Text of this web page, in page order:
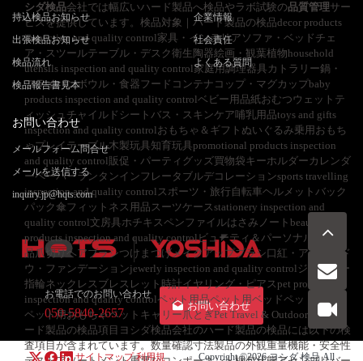
シダ検品会社では幅広いハード製品へ検品やラボ試験の品質管理サー
ビスを提供しています。検品対象｜ハード製品の検品decor products
inspection and quality control家具・インテリアソファ・ベッドチェ
ア・スツールテーブル・デスク衛生陶器絵画・観葉植物household
utensils inspection and quality control家庭用調理器具カトラリー鍋・
フライパンボウル・食器フードコンテナコップ・マグカップbaby
products inspection and quality controlベビー用品紙おむつウェットテ
ィッシュチャイルドシートバス・スキンケア哺乳用品toys and gifts
inspection and quality controlおもちゃ＆ギフトぬいぐるみ乗用おもち
ゃプレイテーブル木製玩具知育玩具promotional products inspection
and quality control販促・パーティグッズ買物袋キーホルダーカレンダ
ーペーパーランタンインフレータブルデコレーションsports travelling
inspection and quality controlスポーツ・旅行自転車ヘルメットバック
パック傘フィットネス用品スーツケースstationery inspection and
quality control文房具ホチキスペンファイルはさみノートbeauty
products inspection and quality controlビューティ＆パーソナルケア製
品爪切りヘアブラシつけまつげメイクアップブラシ口紅・アイシャド
ウ・ファンデーションjewerly inspection and quality controlジュエリー
指輪ネックレスブレスレット時計イヤリング・ピアスpet products
inspection and quality controlペット用品ペット用ベッドペット用食器
ペット用おもちゃペットキャリー爪とぎPet Travel & Outdoor Gearハ
ード製品の検品項目ヨシダ検品会社のハード製品の検品には以下の検
査項目が含まれています。数量確認寸法製品の外観重量機能・安全性
持込検品お知らせ
出張検品お知らせ
検品流れ
検品報告書見本
企業情報
社会責任
よくある質問
お問い合わせ
メールフォーム問合せ
メールを送信する
inquiry.jp@hqts.com
お電話でのお問い合わせ
050-5840-2657
お問い合わせ
サイトマップ 利用規 Copyright ©2026ヨシダ 検品 All